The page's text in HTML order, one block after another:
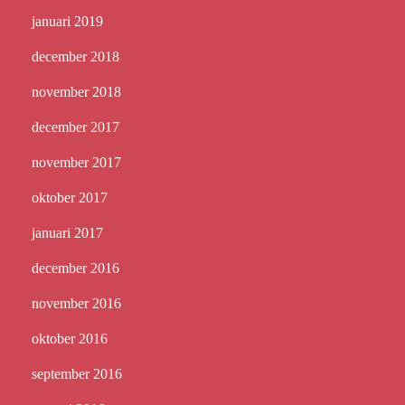
januari 2019
december 2018
november 2018
december 2017
november 2017
oktober 2017
januari 2017
december 2016
november 2016
oktober 2016
september 2016